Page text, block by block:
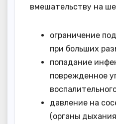
вмешательству на
ограничение
при больших
попадание
поврежденное
давление на
(органы